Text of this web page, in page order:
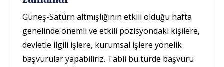
Güneş-Satürn altmışlığının etkili olduğu hafta
genelinde önemli ve etkili pozisyondaki kişilere,
devletle ilgili işlere, kurumsal işlere yönelik
başvurular yapabiliriz. Tabii bu türde başvuru